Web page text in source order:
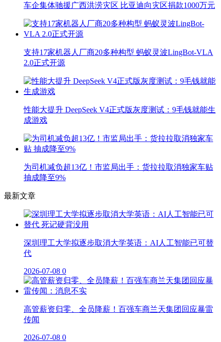
车企集体驰援广西洪涝灾区 比亚迪向灾区捐款1000万元
支持17家机器人厂商20多种构型 蚂蚁灵波LingBot-VLA
2.0正式开源
性能大提升 DeepSeek V4正式版灰度测试：9毛钱就能生
成游戏
为司机减负超13亿！市监局出手：货拉拉取消独家车贴
抽成降至9%
最新文章
深圳理工大学拟逐步取消大学英语：AI人工智能已可替
代
2026-07-08 0
高管薪资归零、全员降薪！百强车商兰天集团回应暴雷
传闻
2026-07-08 0